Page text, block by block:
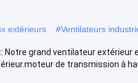
extérieurs #Ventilateurs
Notre grand ventilateur
de transmission à